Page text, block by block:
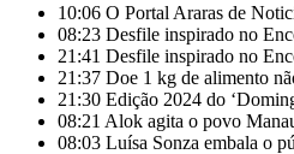
10:06 O Portal Araras de
08:23 Desfile inspirado no
21:41 Desfile inspirado no
21:37 Doe 1 kg de alimento
21:30 Edição 2024 do
08:21 Alok agita o povo
08:03 Luísa Sonza embala o